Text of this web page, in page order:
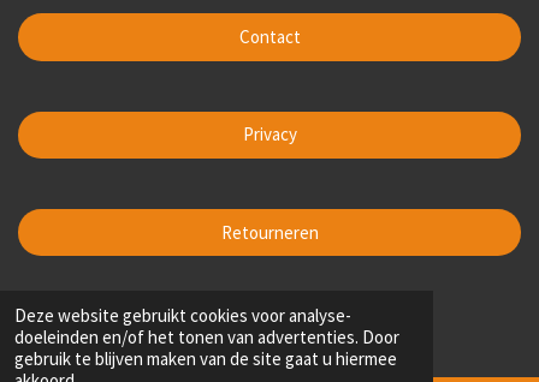
Deze website gebruikt cookies voor analyse-
doeleinden en/of het tonen van advertenties. Door
gebruik te blijven maken van de site gaat u hiermee
Contact
Privacy
Retourneren
R
a
t
1
s
2
s
3
s
4
s
5
s
S
t
e
200 stemmen